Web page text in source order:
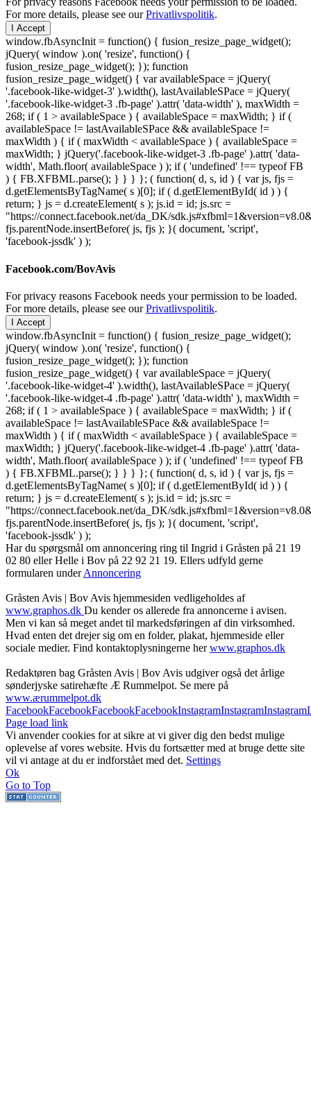
For more details, please see ourPrivatlivspolitik.
I Accept
window.fbAsyncInit = function() { fusion_resize_page_widget();
jQuery( window ).on( 'resize', function() {
fusion_resize_page_widget(); }); function
fusion_resize_page_widget() { var availableSpace = jQuery(
'.facebook-like-widget-3' ).width(), lastAvailableSPace = jQuery(
'.facebook-like-widget-3 .fb-page' ).attr( 'data-width' ), maxWidth =
268; if ( 1 > availableSpace ) { availableSpace = maxWidth; } if (
availableSpace != lastAvailableSPace && availableSpace !=
maxWidth ) { if ( maxWidth < availableSpace ) { availableSpace =
maxWidth; } jQuery('.facebook-like-widget-3 .fb-page' ).attr( 'data-
width', Math.floor( availableSpace ) ); if ( 'undefined' !== typeof FB
) { FB.XFBML.parse(); } } } }; ( function( d, s, id ) { var js, fjs =
d.getElementsByTagName( s )[0]; if ( d.getElementById( id ) ) {
return; } js = d.createElement( s ); js.id = id; js.src =
"https://connect.facebook.net/da_DK/
fjs.parentNode.insertBefore( js, fjs ); }( document, 'script',
'facebook-jssdk' ) );
Facebook.com/BovAvis
For privacy reasons Facebook needs your permission to be loaded.
For more details, please see ourPrivatlivspolitik.
I Accept
window.fbAsyncInit = function() { fusion_resize_page_widget();
jQuery( window ).on( 'resize', function() {
fusion_resize_page_widget(); }); function
fusion_resize_page_widget() { var availableSpace = jQuery(
'.facebook-like-widget-4' ).width(), lastAvailableSPace = jQuery(
'.facebook-like-widget-4 .fb-page' ).attr( 'data-width' ), maxWidth =
268; if ( 1 > availableSpace ) { availableSpace = maxWidth; } if (
availableSpace != lastAvailableSPace && availableSpace !=
maxWidth ) { if ( maxWidth < availableSpace ) { availableSpace =
maxWidth; } jQuery('.facebook-like-widget-4 .fb-page' ).attr( 'data-
width', Math.floor( availableSpace ) ); if ( 'undefined' !== typeof FB
) { FB.XFBML.parse(); } } } }; ( function( d, s, id ) { var js, fjs =
d.getElementsByTagName( s )[0]; if ( d.getElementById( id ) ) {
return; } js = d.createElement( s ); js.id = id; js.src =
"https://connect.facebook.net/da_DK/
fjs.parentNode.insertBefore( js, fjs ); }( document, 'script',
'facebook-jssdk' ) );
Har du spørgsmål om annoncering ring til Ingrid i Gråsten på 21 19
02 80 ‬eller Helle i Bov på 22 92 21 19‬. Ellers udfyld gerne
formularen underAnnoncering
Gråsten Avis | Bov Avis hjemmesiden vedligeholdes af
www.graphos.dk Du kender os allerede fra annoncerne i avisen.
Men vi kan så meget andet til markedsføringen af din virksomhed.
Hvad enten det drejer sig om en folder, plakat, hjemmeside eller
sociale medier. Find kontaktoplysningerne herwww.graphos.dk
Redaktøren bag Gråsten Avis | Bov Avis udgiver også det årlige
sønderjyske satirehæfte Æ Rummelpot. Se mere på
www.ærummelpot.dk
FacebookFacebookFacebookFacebookInstagramInstagramInstagram
Page load link
Vi anvender cookies for at sikre at vi giver dig den bedst mulige
oplevelse af vores website. Hvis du fortsætter med at bruge dette site
vil vi antage at du er indforstået med det. Settings
Ok
Go to Top